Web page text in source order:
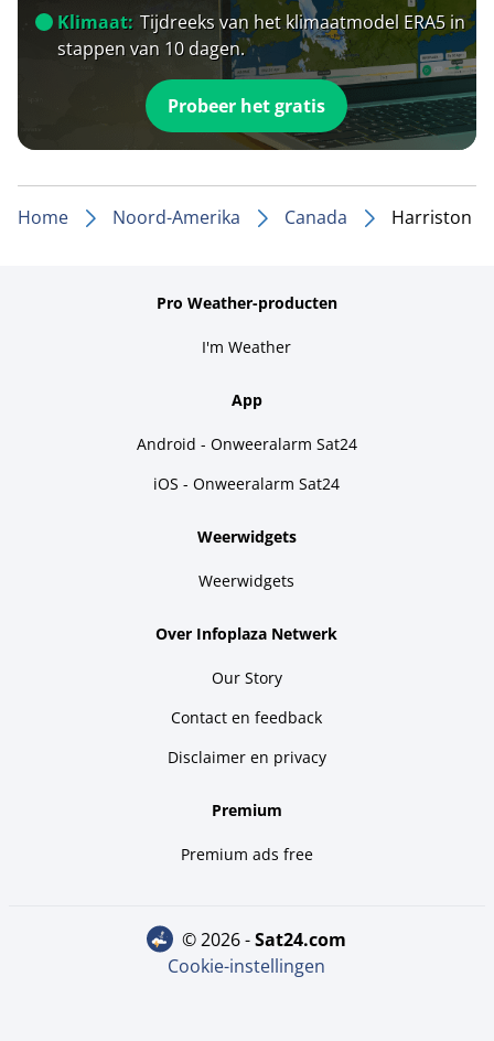
Klimaat: Tijdreeks van het klimaatmodel ERA5 in
stappen van 10 dagen.
Probeer het gratis
Home Noord-Amerika Canada Harriston
Pro Weather-producten
I'm Weather
App
Android - Onweeralarm Sat24
iOS - Onweeralarm Sat24
Weerwidgets
Weerwidgets
Over Infoplaza Netwerk
Our Story
Contact en feedback
Disclaimer en privacy
Premium
Premium ads free
© 2026 - sat24.com
Cookie-instellingen